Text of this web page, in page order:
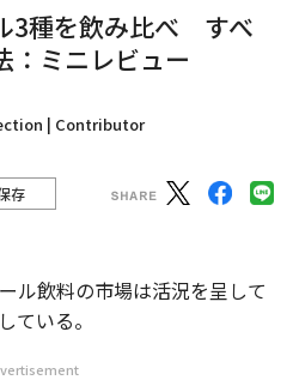
3種を飲み比べ すべ
：ミニレビュー
| Contributor
存
ル飲料の市場は活況を呈して
ている。